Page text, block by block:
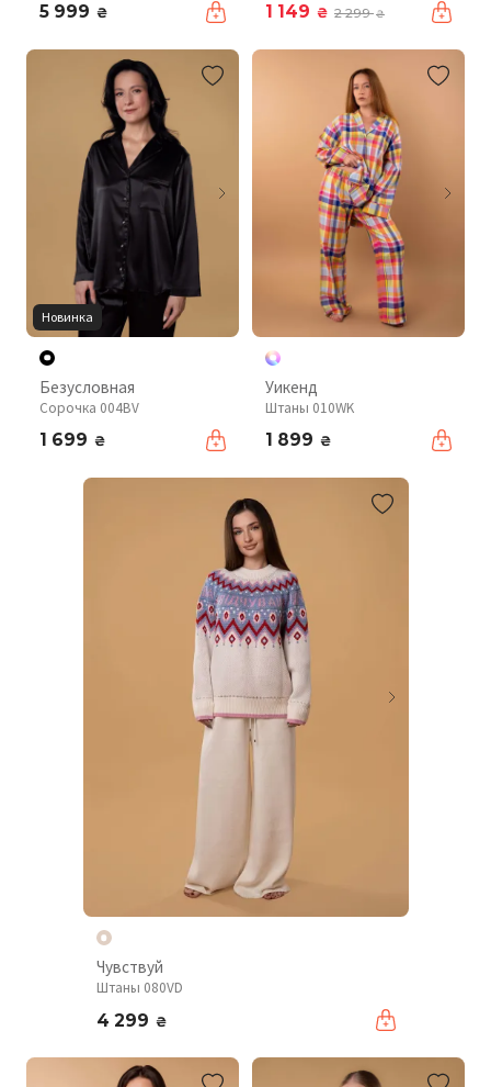
5 999 ₴ 1 149 ₴ 2 299₴
Новинка
Безусловная
Сорочка 004BV
1 699 ₴
Уикенд
Штаны 010WK
1 899 ₴
Чувствуй
Штаны 080VD
4 299 ₴